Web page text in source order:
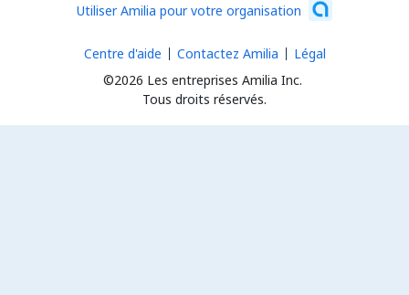
Utiliser Amilia pour votre organisation
©2026 Les entreprises Amilia Inc.
Tous droits réservés.
Centre d'aide Contactez Amilia Légal